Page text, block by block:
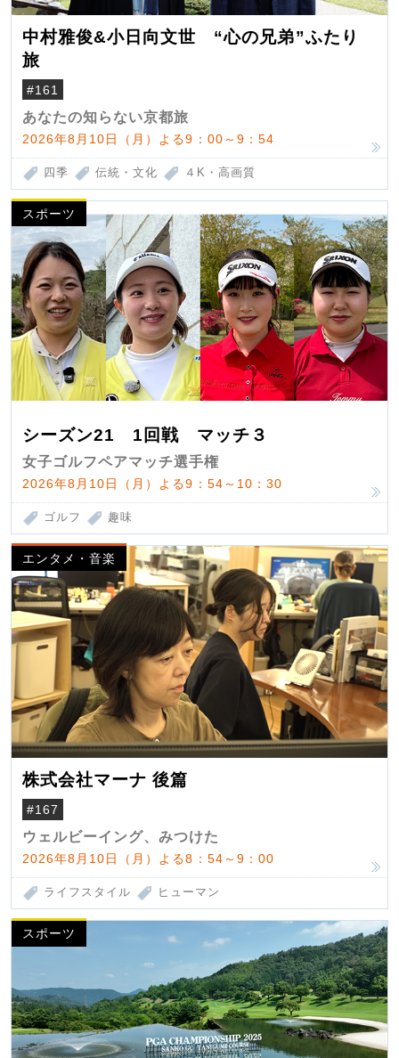
中村雅俊&小日向文世 “心の兄弟”ふたり
旅
#161
あなたの知らない京都旅
2026年8月10日（月）よる9：00～9：54
四季 伝統・文化 ４K・高画質
スポーツ
シーズン21 1回戦 マッチ３
女子ゴルフペアマッチ選手権
2026年8月10日（月）よる9：54～10：30
ゴルフ 趣味
エンタメ・音楽
株式会社マーナ 後篇
#167
ウェルビーイング、みつけた
2026年8月10日（月）よる8：54～9：00
ライフスタイル ヒューマン
スポーツ